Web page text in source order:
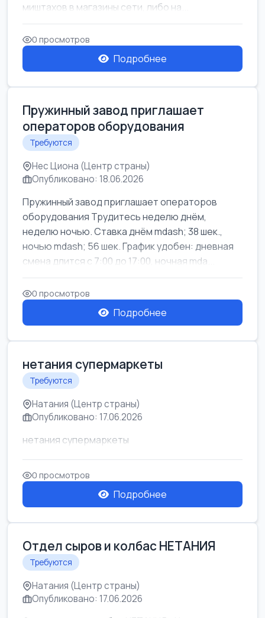
миштахов в магазины сети, либо на...
0 просмотров
Подробнее
Пружинный завод приглашает
операторов оборудования
Требуются
Нес Циона (Центр страны)
Опубликовано: 18.06.2026
Пружинный завод приглашает операторов
оборудования Трудитесь неделю днём,
неделю ночью. Ставка днём mdash; 38 шек.,
ночью mdash; 56 шек. График удобен: дневная
смена длится с 7:00 до 17:00, ночная mda...
0 просмотров
Подробнее
нетания супермаркеты
Требуются
Натания (Центр страны)
Опубликовано: 17.06.2026
нетания супермаркеты
0 просмотров
Подробнее
Отдел сыров и колбас НЕТАНИЯ
Требуются
Натания (Центр страны)
Опубликовано: 17.06.2026